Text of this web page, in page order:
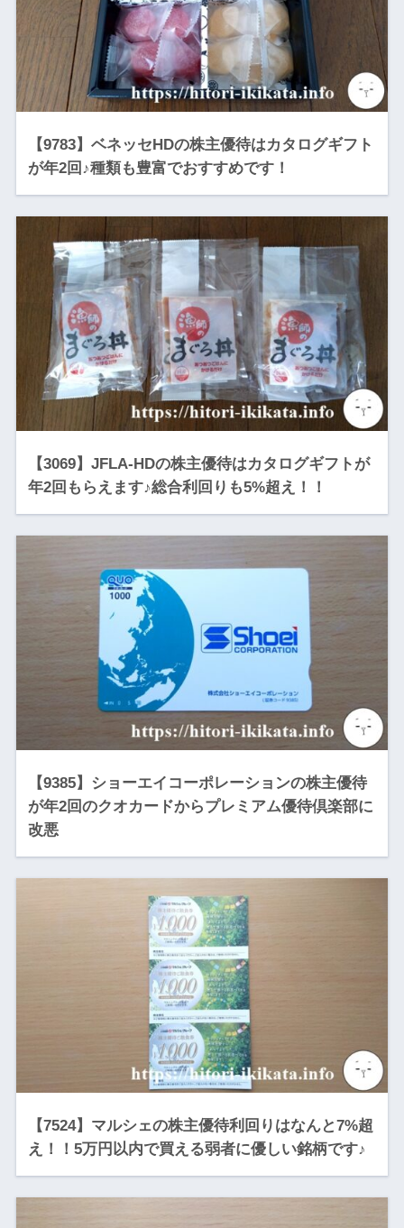
【9783】ベネッセHDの株主優待はカタログギフト
が年2回♪種類も豊富でおすすめです！
【3069】JFLA-HDの株主優待はカタログギフトが
年2回もらえます♪総合利回りも5%超え！！
【9385】ショーエイコーポレーションの株主優待
が年2回のクオカードからプレミアム優待倶楽部に
改悪
【7524】マルシェの株主優待利回りはなんと7%超
え！！5万円以内で買える弱者に優しい銘柄です♪